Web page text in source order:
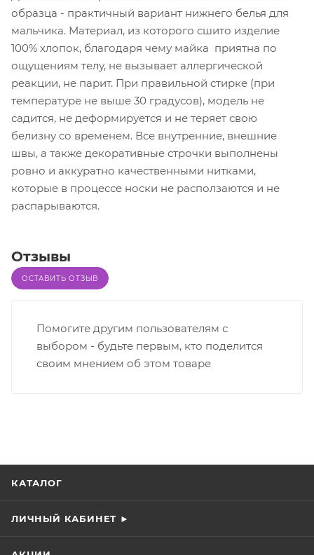
образца - практичный вариант нижнего белья для
мальчика. Материал, из которого сшито изделие
100% хлопок, благодаря чему майка приятна по
ощущениям телу, не вызывает аллергической
реакции, не парит. При правильной стирке (при
температуре не выше 30 градусов), модель не
садится, не деформируется и не теряет свою
белизну со временем. Все внутренние, внешние
швы, а также декоративные строчки выполнены
ровно и аккуратно качественными нитками,
которые в процессе носки не расползаются и не
распарываются.
Отзывы
ОСТАВИТЬ ОТЗЫВ
Помогите другим пользователям с
выбором - будьте первым, кто поделится
своим мнением об этом товаре
КАТАЛОГ
ЛИЧНЫЙ КАБИНЕТ ►